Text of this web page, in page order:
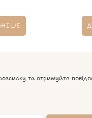
та отримуйте